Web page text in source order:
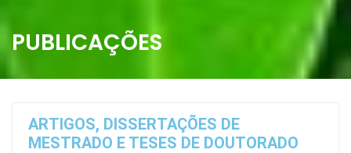
PUBLICAÇÕES
ARTIGOS, DISSERTAÇÕES DE
MESTRADO E TESES DE DOUTORADO